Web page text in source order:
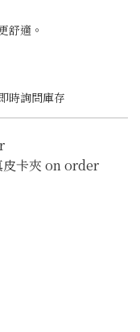
舒適。
時詢問庫存
皮卡夾 on order